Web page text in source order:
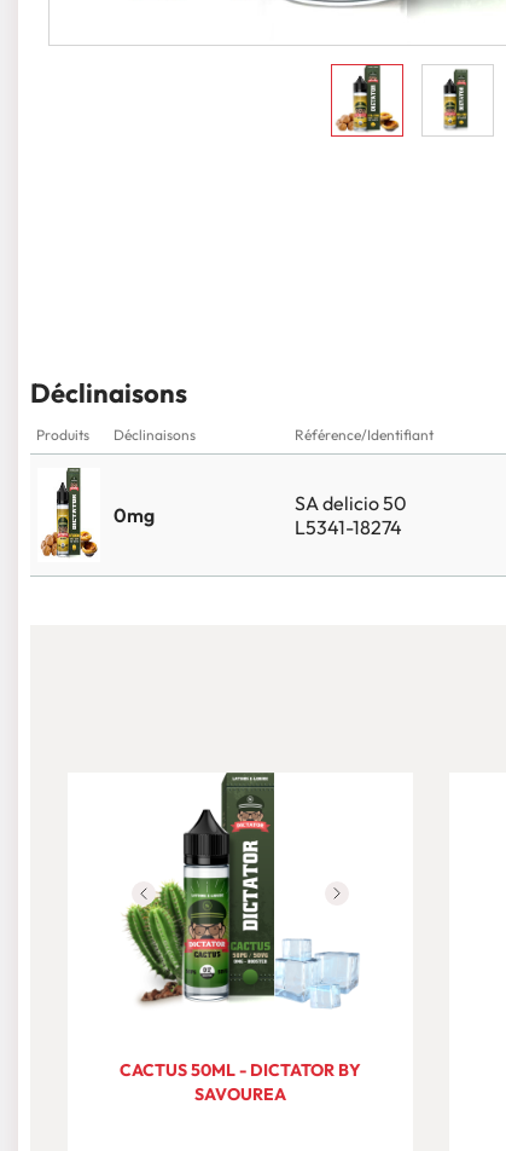
Déclinaisons
Produits Déclinaisons Référence/Identifiant
0mg
SA delicio 50
L5341-18274
CACTUS 50ML - DICTATOR BY
SAVOUREA